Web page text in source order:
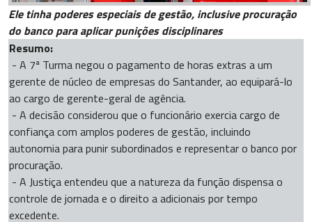
Ele tinha poderes especiais de gestão, inclusive procuração
do banco para aplicar punições disciplinares
Resumo:
- A 7ª Turma negou o pagamento de horas extras a um
gerente de núcleo de empresas do Santander, ao equipará-lo
ao cargo de gerente-geral de agência.
- A decisão considerou que o funcionário exercia cargo de
confiança com amplos poderes de gestão, incluindo
autonomia para punir subordinados e representar o banco por
procuração.
- A Justiça entendeu que a natureza da função dispensa o
controle de jornada e o direito a adicionais por tempo
excedente.